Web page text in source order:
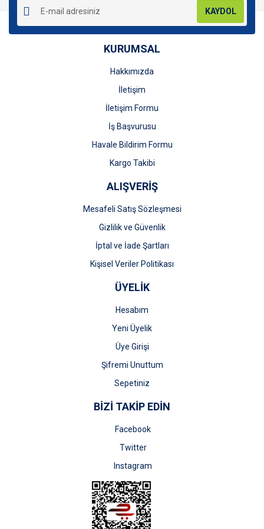
KAYDOL
KURUMSAL
Hakkımızda
İletişim
İletişim Formu
İş Başvurusu
Havale Bildirim Formu
Kargo Takibi
ALIŞVERİŞ
Mesafeli Satış Sözleşmesi
Gizlilik ve Güvenlik
İptal ve İade Şartları
Kişisel Veriler Politikası
ÜYELİK
Hesabım
Yeni Üyelik
Üye Girişi
Şifremi Unuttum
Sepetiniz
BİZİ TAKİP EDİN
Facebook
Twitter
Instagram